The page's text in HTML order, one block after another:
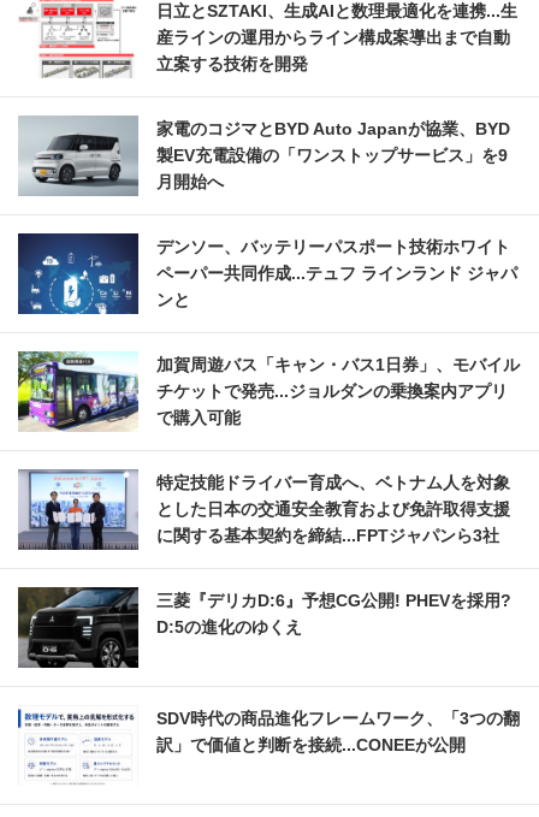
日立とSZTAKI、生成AIと数理最適化を連携...生
産ラインの運用からライン構成案導出まで自動
立案する技術を開発
家電のコジマとBYD Auto Japanが協業、BYD
製EV充電設備の「ワンストップサービス」を9
月開始へ
デンソー、バッテリーパスポート技術ホワイト
ペーパー共同作成...テュフ ラインランド ジャパ
ンと
加賀周遊バス「キャン・バス1日券」、モバイル
チケットで発売...ジョルダンの乗換案内アプリ
で購入可能
特定技能ドライバー育成へ、ベトナム人を対象
とした日本の交通安全教育および免許取得支援
に関する基本契約を締結...FPTジャパンら3社
三菱『デリカD:6』予想CG公開! PHEVを採用?
D:5の進化のゆくえ
SDV時代の商品進化フレームワーク、「3つの翻
訳」で価値と判断を接続...CONEEが公開